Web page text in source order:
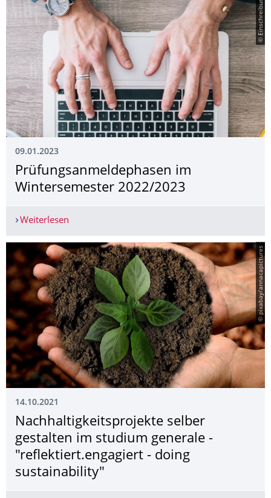
© Einschreibung
09.01.2023
Prüfungsanmelde­phasen im
Wintersemester 2022/2023
Weiterlesen
© pixabay/annacapictures
14.10.2021
Nachhaltig­keitsprojekte selber
gestalten im studium generale -
"reflektiert.engagiert - doing
sustainability"